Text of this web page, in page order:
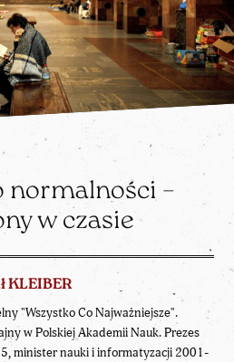
normalności –
w czasie
KLEIBER
"Wszystko Co Najważniejsze".
w Polskiej Akademii Nauk. Prezes
minister nauki i informatyzacji 2001-